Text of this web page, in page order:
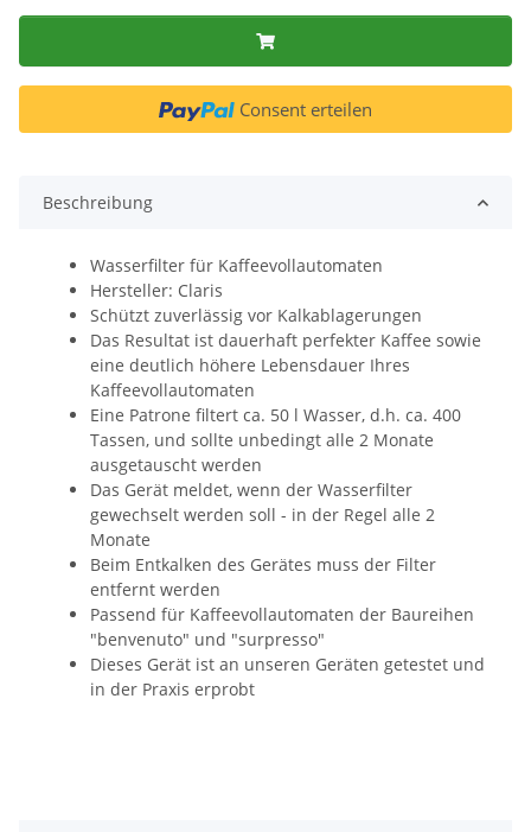
Consent erteilen
Beschreibung
Wasserfilter für Kaffeevollautomaten
Hersteller: Claris
Schützt zuverlässig vor Kalkablagerungen
Das Resultat ist dauerhaft perfekter Kaffee sowie
eine deutlich höhere Lebensdauer Ihres
Kaffeevollautomaten
Eine Patrone filtert ca. 50 l Wasser, d.h. ca. 400
Tassen, und sollte unbedingt alle 2 Monate
ausgetauscht werden
Das Gerät meldet, wenn der Wasserfilter
gewechselt werden soll - in der Regel alle 2
Monate
Beim Entkalken des Gerätes muss der Filter
entfernt werden
Passend für Kaffeevollautomaten der Baureihen
"benvenuto" und "surpresso"
Dieses Gerät ist an unseren Geräten getestet und
in der Praxis erprobt